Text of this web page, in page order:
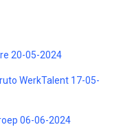
20-05-2024
WerkTalent 17-05-
06-06-2024